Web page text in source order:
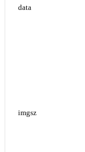
data
imgsz